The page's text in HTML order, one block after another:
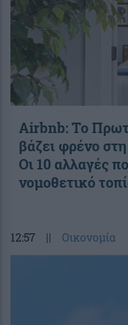
Airbnb: Το
βάζει φρένο
Οι 10 αλλαγές
νομοθετικό
12:57 || Οικονομία